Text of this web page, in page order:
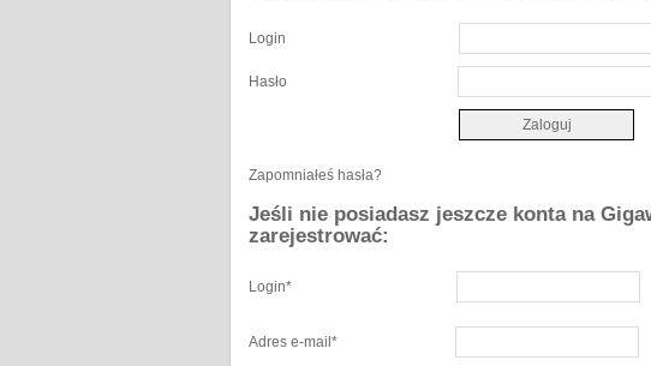
Login
Hasło
Zapomniałeś hasła?
Jeśli nie posiadasz jeszcze konta na
zarejestrować:
Login*
Adres e-mail *